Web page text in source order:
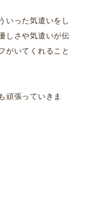
いった気遣いをし
しさや気遣いが伝
がいてくれること
頑張っていきま